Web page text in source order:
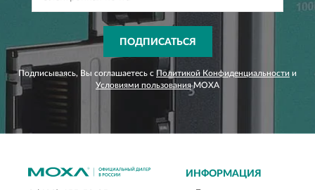
ПОДПИСАТЬСЯ
Подписываясь, Вы соглашаетесь с Политикой Конфиденциальности и
Условиями пользованияMOXA
ИНФОРМАЦИЯ